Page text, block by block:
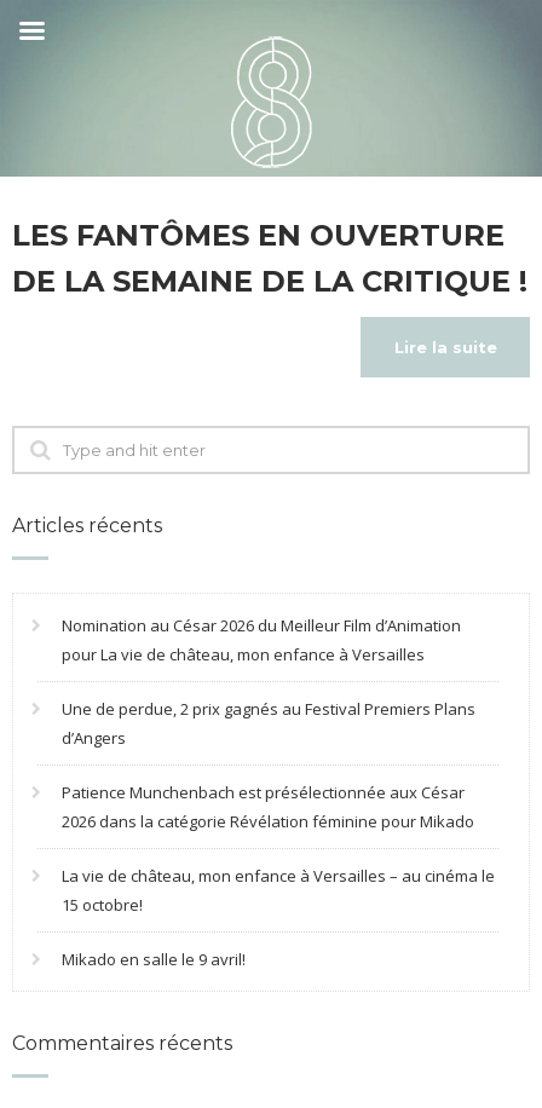
LES FANTÔMES EN OUVERTURE
DE LA SEMAINE DE LA CRITIQUE !
Lire la suite
Articles récents
Nomination au César 2026 du Meilleur Film d’Animation
pour La vie de château, mon enfance à Versailles
Une de perdue, 2 prix gagnés au Festival Premiers Plans
d’Angers
Patience Munchenbach est présélectionnée aux César
2026 dans la catégorie Révélation féminine pour Mikado
La vie de château, mon enfance à Versailles – au cinéma le
15 octobre!
Mikado en salle le 9 avril!
Commentaires récents